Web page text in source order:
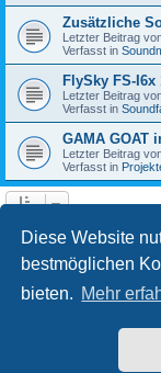
Diese Website
bestmöglichen
bieten. Mehr
Zusätzliche
Letzter Beitrag
Verfasst in
FlySky FS-I6x
Letzter Beitrag
Verfasst in
GAMA GOAT
Letzter Beitrag
Verfasst in
Die Suche
Powered